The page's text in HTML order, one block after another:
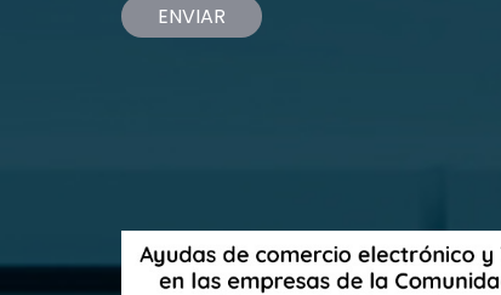
ENVIAR